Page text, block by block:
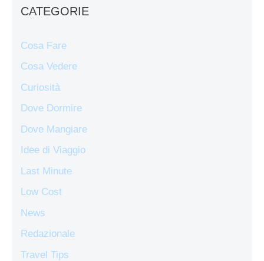
CATEGORIE
Cosa Fare
Cosa Vedere
Curiosità
Dove Dormire
Dove Mangiare
Idee di Viaggio
Last Minute
Low Cost
News
Redazionale
Travel Tips